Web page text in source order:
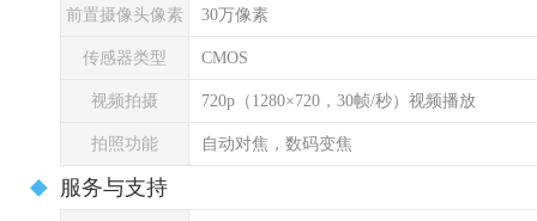
前置摄像头像素 30万像素
传感器类型 CMOS
视频拍摄 720p（1280×720，30帧/秒）视频播放
拍照功能 自动对焦，数码变焦
服务与支持